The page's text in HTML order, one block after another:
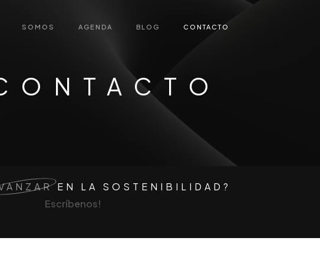
SOMOS AGENDA BLOG CONTACTO
EN LA SOSTENIBILIDAD?
Escríbenos!